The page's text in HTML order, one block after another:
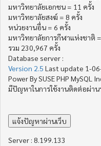
มหาวิทยาลัยเอกชน = 11 ครั้ง
มหาวิทยาลัยสงฆ์ = 8 ครั้ง
หน่วยงานอื่น = 6 ครั้ง
มหาวิทยาลัยการกีฬาแห่งชาติ
รวม 230,967 ครั้ง
Database server :
Version 2.5 Last update 1-
Power By SUSE PHP
มีปัญหาในการใช้งานติดต่อผ่า
Server : 8.199.133